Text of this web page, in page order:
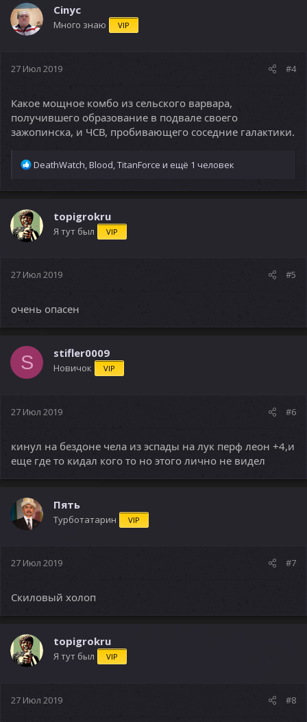
ц
и
и
Cinyc
Много знаю VIP
27 Июл 2019 #4
Какое мощное комбо из сельского варвара,
получившего образование в подвале своего
зажопинска, и ЧСВ, пробивающего соседние галактики.
Р
а
ц
и
и
DeathWatch Blood TitanForce и ещё 1 человек
topigrokru
Я тут был VIP
27 Июл 2019 #5
очень опасен
S stifler0009
Новичок VIP
27 Июл 2019 #6
кинул на бездоне чела из эспады на лук перф леон +4,и
еще где то кидал кого то но этого лично не видел
Пять
Турботатарин VIP
27 Июл 2019 #7
Скиловый холоп
topigrokru
Я тут был VIP
27 Июл 2019 #8